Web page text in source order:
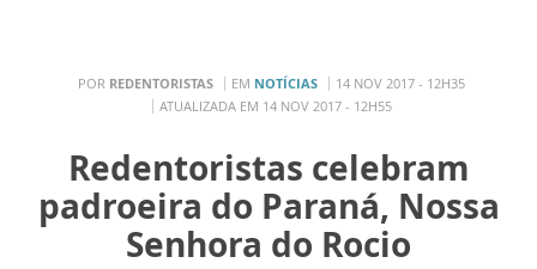
POR REDENTORISTAS EM NOTÍCIAS
14 NOV 2017 - 12H35
ATUALIZADA EM 14 NOV 2017 - 12H55
Redentoristas celebram
padroeira do Paraná, Nossa
Senhora do Rocio